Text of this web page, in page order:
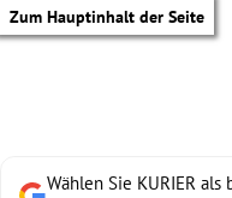
Zum Hauptinhalt der Seite
Wählen Sie KURIER als